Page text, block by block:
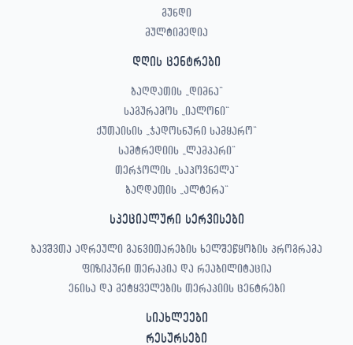
გუნდი
მულტიმედია
დღის ცენტრები
ბაღდათის „დიმნა“
საგურამოს „იალონი“
ქუთაისის „ჯადოსნური სამყარო“
სამტრედიის „ლამპარი“
თერჯოლის „საპოვნელა“
ბაღდათის „ალტერა“
სპეციალური სერვისები
ბავშვთა ადრეული განვითარების ხელშეწყობის პროგრამა
ფიზიკური თერაპია და რეაბილიტაცია
ენისა და მეტყველების თერაპიის ცენტრები
სიახლეები
რესურსები